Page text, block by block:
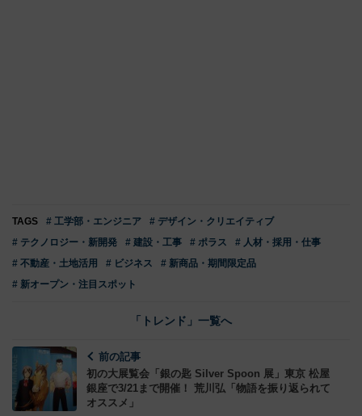
TAGS # 工学部・エンジニア
# デザイン・クリエイティブ
# テクノロジー・新開発
# 建設・工事 # ポラス
# 人材・採用・仕事
# 不動産・土地活用
# ビジネス
# 新商品・期間限定品
# 新オープン・注目スポット
「トレンド」一覧へ
前の記事
初の大展覧会「銀の匙 Silver Spoon 展」東京 松屋
銀座で3/21まで開催！ 荒川弘「物語を振り返られて
オススメ」